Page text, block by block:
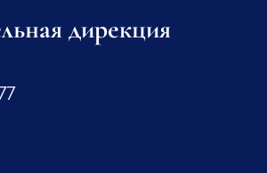
дирекция